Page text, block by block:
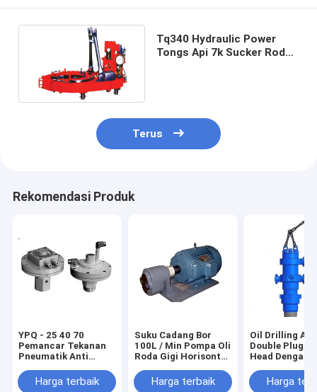
Tq340 Hydraulic Power
Tongs Api 7k Sucker Rod
Terus
Rekomendasi Produk
YPQ - 25 40 70
Pemancar Tekanan
Pneumatik Anti
Pengendali Jarak
Jauh
Harga terbaik
Suku Cadang Bor
100L / Min Pompa Oli
Roda Gigi Horisontal
Pelumasan Oli
Harga terbaik
Oil Drilling API
Double Plug
Head Dengan
UnionHarga